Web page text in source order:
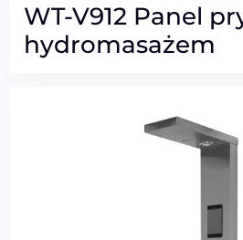
WT-V912 Panel
hydromasażem